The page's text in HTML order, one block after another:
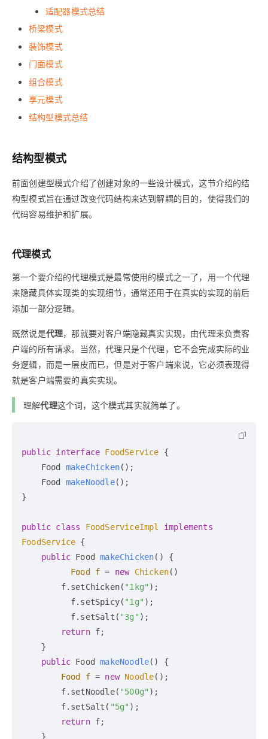
适配器模式总结
桥梁模式
装饰模式
门面模式
组合模式
享元模式
结构型模式总结
结构型模式
前面创建型模式介绍了创建对象的一些设计模式，这节介绍的结
构型模式旨在通过改变代码结构来达到解耦的目的，使得我们的
代码容易维护和扩展。
代理模式
第一个要介绍的代理模式是最常使用的模式之一了，用一个代理
来隐藏具体实现类的实现细节，通常还用于在真实的实现的前后
添加一部分逻辑。
既然说是代理，那就要对客户端隐藏真实实现，由代理来负责客
户端的所有请求。当然，代理只是个代理，它不会完成实际的业
务逻辑，而是一层皮而已，但是对于客户端来说，它必须表现得
就是客户端需要的真实实现。
理解代理这个词，这个模式其实就简单了。
public interface FoodService {
    Food
makeChicken() ;
    Food
makeNoodle() ;
}
public class FoodServiceImpl
implements
FoodService {
public Food makeChicken()
{
Food
f = new Chicken()
        f.setChicken(
"1kg" );
          f.setSpicy(
"1g" );
          f.setSalt(
"3g" );
return f;
public Food makeNoodle()
{
Food
f = new Noodle();
        f.setNoodle(
"500g" );
        f.setSalt(
"5g" );
return f;